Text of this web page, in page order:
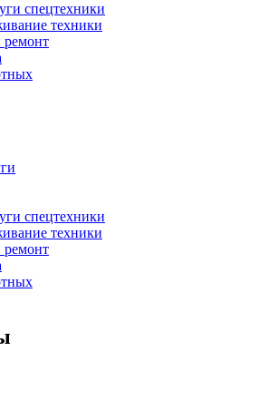
спецтехники
техники
ремонт
спецтехники
техники
ремонт